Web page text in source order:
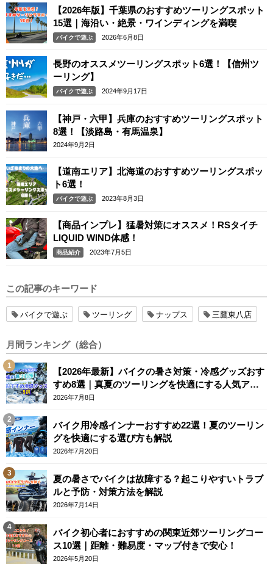
【2026年版】千葉県のおすすめツーリングスポット
15選｜海沿い・絶景・ワインディングを満喫
バイクで遊ぶ 2026年6月8日
長野のオススメツーリングスポット6選！【信州ツ
ーリング】
バイクで遊ぶ 2024年9月17日
【神戸・六甲】兵庫のおすすめツーリングスポット
8選！【淡路島・有馬温泉】
2024年9月2日
【道南エリア】北海道のおすすめツーリングスポッ
ト6選！
バイクで遊ぶ 2023年8月3日
【商品インプレ】猛暑対策にオススメ！RSタイチ
LIQUID WIND体感！
商品紹介 2023年7月5日
この記事のキーワード
バイクで遊ぶ ツーリング ナップス 三鷹東八店
月間ランキング（総合）
【2026年最新】バイクの暑さ対策・冷感グッズおす
すめ8選｜真夏のツーリングを快適にする人気アイ
テム
2026年7月8日
バイク用冷感インナーおすすめ22選！夏のツーリン
グを快適にする選び方も解説
2026年7月20日
夏の暑さでバイクは故障する？起こりやすいトラブ
ルと予防・対策方法を解説
2026年7月14日
バイク初心者におすすめの関東近郊ツーリングコー
ス10選｜距離・難易度・マップ付きで安心！
2026年5月20日